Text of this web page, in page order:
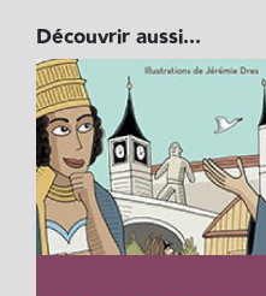
Découvrir aussi...